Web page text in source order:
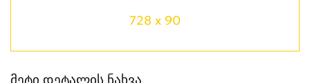
728 x 90
მეტი დეტალის ნახვა